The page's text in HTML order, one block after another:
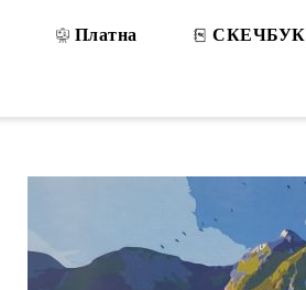
Платна СКЕЧБУК